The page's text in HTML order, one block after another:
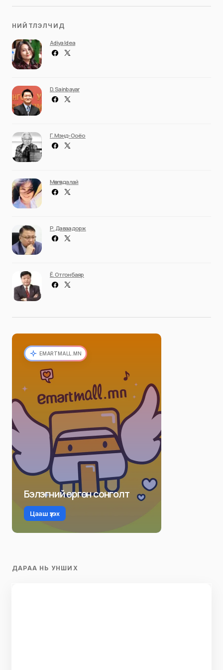
НИЙТЛЭЛЧИД
Adiya Idea
D. Sainbayar
Г. Мэнд-Ооёо
Мөнгөндалай
Р. Даваадорж
Ё. Отгонбаяр
EMARTMALL.MN
Бэлэгний өргөн сонголт
Цааш үзэх
ДАРАА НЬ УНШИХ